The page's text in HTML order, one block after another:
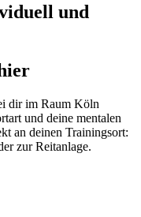
und
dir im Raum Köln
und deine mentalen
an deinen Trainingsort:
zur Reitanlage.